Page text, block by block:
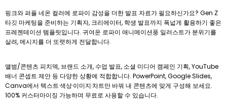
핑크와 퍼플 네온 컬러에 로파이 감성을 더한 발표 자료가 필요하신가요? Gen Z
타깃 마케팅을 준비하는 기획자, 크리에이터, 학생 발표까지 폭넓게 활용하기 좋은
프레젠테이션 템플릿입니다. 귀여운 로파이 애니메이션풍 일러스트가 분위기를
살려, 메시지를 더 또렷하게 전달합니다.
앨범/콘텐츠 피치덱, 브랜드 소개, 수업 발표, 소셜 미디어 캠페인 기획, YouTube
배너 콘셉트 제안 등 다양한 상황에 적합합니다. PowerPoint, Google Slides,
Canva에서 텍스트·색상·이미지·차트만 바꿔 내 콘텐츠에 맞게 구성해 보세요.
100% 커스터마이징 가능하며 무료로 사용할 수 있습니다.